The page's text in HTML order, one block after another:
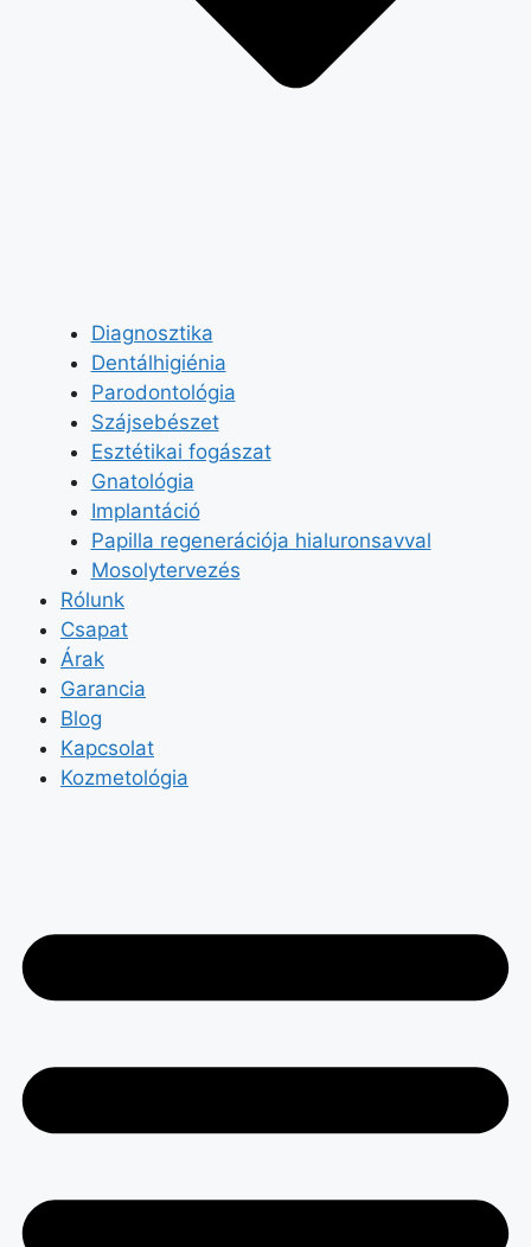
Diagnosztika
Dentálhigiénia
Parodontológia
Szájsebészet
Esztétikai fogászat
Gnatológia
Implantáció
Papilla regenerációja hialuronsavval
Mosolytervezés
Rólunk
Csapat
Árak
Garancia
Blog
Kapcsolat
Kozmetológia